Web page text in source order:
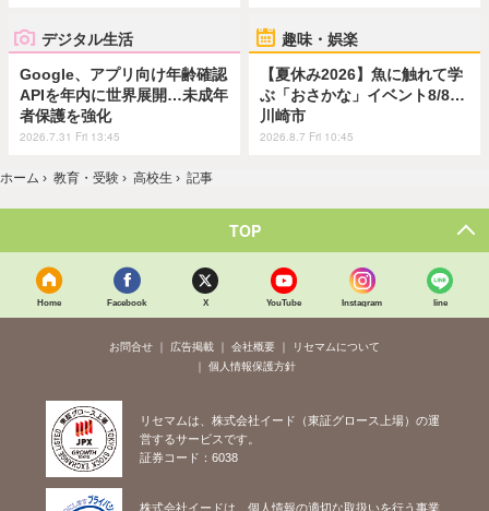
デジタル生活
Google、アプリ向け年齢確認
APIを年内に世界展開…未成年
者保護を強化
2026.7.31 Fri 13:45
趣味・娯楽
【夏休み2026】魚に触れて学
ぶ「おさかな」イベント8/8…
川崎市
2026.8.7 Fri 10:45
ホーム › 教育・受験 › 高校生 › 記事
TOP
Home Facebook X YouTube Instagram line
お問合せ 広告掲載 会社概要
リセマムについて
個人情報保護方針
リセマムは、株式会社イード（東証グロース上場）の運
営するサービスです。
証券コード：6038
株式会社イードは、個人情報の適切な取扱いを行う事業